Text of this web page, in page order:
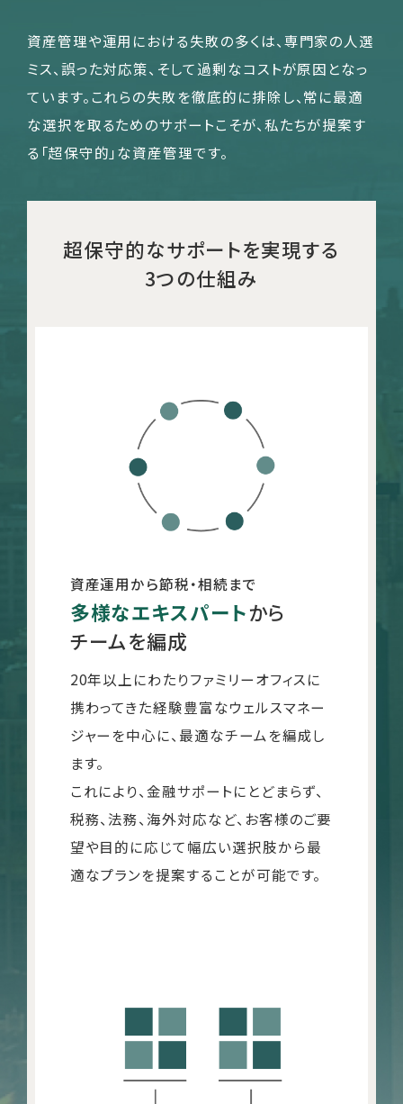
資産管理や運用における失敗の多くは、専門家の人選
ミス、誤った対応策、そして過剰なコストが原因となっ
ています。これらの失敗を徹底的に排除し、常に最適
な選択を取るためのサポートこそが、私たちが提案す
る「超保守的」な資産管理です。
超保守的なサポートを実現する
3つの仕組み
資産運用から節税・相続まで
多様なエキスパートから
チームを編成
20年以上にわたりファミリーオフィスに
携わってきた経験豊富なウェルスマネー
ジャーを中心に、最適なチームを編成し
ます。
これにより、金融サポートにとどまらず、
税務、法務、海外対応など、お客様のご要
望や目的に応じて幅広い選択肢から最
適なプランを提案することが可能です。